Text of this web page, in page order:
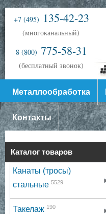
+7 (495) 135-42-23
(многоканальный)
8 (800) 775-58-31
(бесплатный звонок)
Металлообработка
Контакты
Каталог товаров
Канаты (тросы)
стальные 5529
Такелаж 190